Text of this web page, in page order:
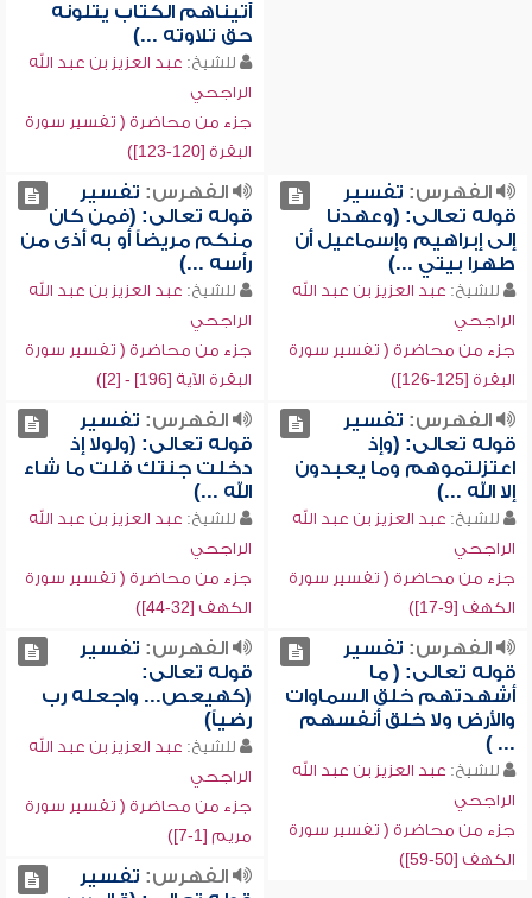
آتيناهم الكتاب يتلونه
حق تلاوته ...)
للشيخ: عبد العزيز بن عبد الله
الراجحي
جزء من محاضرة ( تفسير سورة
البقرة [120-123])
الفهرس: تفسير
قوله تعالى: (وعهدنا
إلى إبراهيم وإسماعيل أن
طهرا بيتي ...)
للشيخ: عبد العزيز بن عبد الله
الراجحي
جزء من محاضرة ( تفسير سورة
البقرة [125-126])
الفهرس: تفسير
قوله تعالى: (فمن كان
منكم مريضاً أو به أذى من
رأسه ...)
للشيخ: عبد العزيز بن عبد الله
الراجحي
جزء من محاضرة ( تفسير سورة
البقرة الآية [196] - [2])
الفهرس: تفسير
قوله تعالى: (وإذ
اعتزلتموهم وما يعبدون
إلا الله ...)
للشيخ: عبد العزيز بن عبد الله
الراجحي
جزء من محاضرة ( تفسير سورة
الكهف [9-17])
الفهرس: تفسير
قوله تعالى: (ولولا إذ
دخلت جنتك قلت ما شاء
الله ...)
للشيخ: عبد العزيز بن عبد الله
الراجحي
جزء من محاضرة ( تفسير سورة
الكهف [32-44])
الفهرس: تفسير
قوله تعالى: ( ما
أشهدتهم خلق السماوات
والأرض ولا خلق أنفسهم
... )
للشيخ: عبد العزيز بن عبد الله
الراجحي
جزء من محاضرة ( تفسير سورة
الكهف [50-59])
الفهرس: تفسير
قوله تعالى:
(كهيعص... واجعله رب
رضياً)
للشيخ: عبد العزيز بن عبد الله
الراجحي
جزء من محاضرة ( تفسير سورة
مريم [1-7])
الفهرس: تفسير